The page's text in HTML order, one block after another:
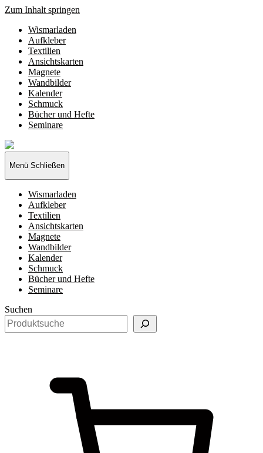
Zum Inhalt springen
Wismarladen
Aufkleber
Textilien
Ansichtskarten
Magnete
Wandbilder
Kalender
Schmuck
Bücher und Hefte
Seminare
Wismarladen
-
deine
Produzentengemeinschaft
Menü Schließen
Wismarladen
Aufkleber
Textilien
Ansichtskarten
Magnete
Wandbilder
Kalender
Schmuck
Bücher und Hefte
Seminare
Suchen